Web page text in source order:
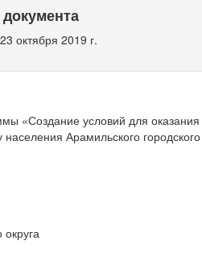
октября 2019 г.
«Создание условий для
Арамильского